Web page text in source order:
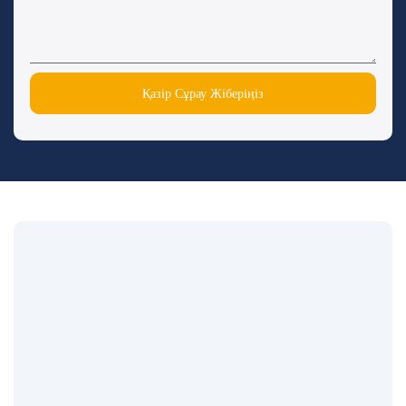
Қазір Сұрау Жіберіңіз